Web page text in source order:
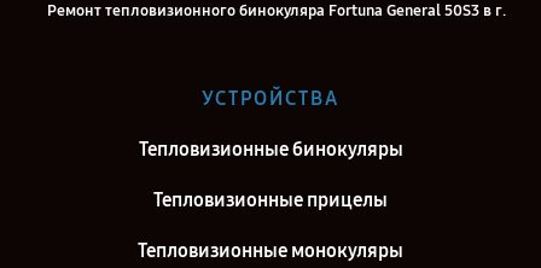
Ремонт тепловизионного бинокуляра Fortuna General 50S3 в г.
Казань
Ремонт тепловизионного бинокуляра Fortuna General 50S3 в г.
Ремонт тепловизионного бинокуляра Fortuna General 50S3 в г.
Саратов
УСТРОЙСТВА
Тепловизионные бинокуляры
Тепловизионные прицелы
Тепловизионные монокуляры